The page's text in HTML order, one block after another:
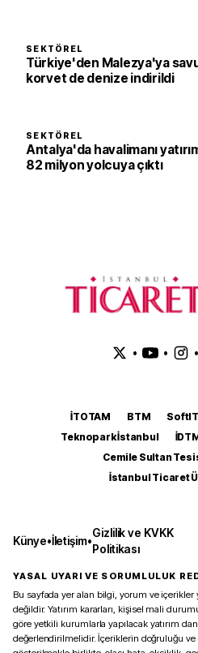
SEKTÖREL
Türkiye'den Malezya'ya
korvet de denize indirildi
SEKTÖREL
Antalya'da havalimanı
82 milyon yolcuya çıktı
• • •
İTOTAM BTM
Teknopark İstanbul
Cemile Sultan
İstanbul Ticaret
Künye•İletişim•
Gizlilik ve KVKK
Politikası
YASAL UYARI VE SORUMLULUK
Bu sayfada yer alan bilgi, yorum ve içerikler
değildir. Yatırım kararları, kişisel mali
göre yetkili kurumlarla yapılacak yatırım
değerlendirilmelidir. İçeriklerin doğruluğu